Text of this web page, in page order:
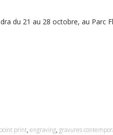
du 21 au 28 octobre, au
print, engraving, gravures